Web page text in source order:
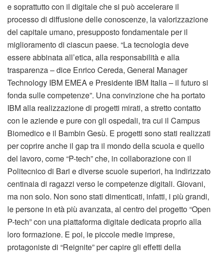
e soprattutto con il digitale che si può accelerare il
processo di diffusione delle conoscenze, la valorizzazione
del capitale umano, presupposto fondamentale per il
miglioramento di ciascun paese. “La tecnologia deve
essere abbinata all’etica, alla responsabilità e alla
trasparenza – dice Enrico Cereda, General Manager
Technology IBM EMEA e Presidente IBM Italia – il futuro si
fonda sulle competenze”. Una convinzione che ha portato
IBM alla realizzazione di progetti mirati, a stretto contatto
con le aziende e pure con gli ospedali, tra cui il Campus
Biomedico e il Bambin Gesù. E progetti sono stati realizzati
per coprire anche il gap tra il mondo della scuola e quello
del lavoro, come “P-tech” che, in collaborazione con il
Politecnico di Bari e diverse scuole superiori, ha indirizzato
centinaia di ragazzi verso le competenze digitali. Giovani,
ma non solo. Non sono stati dimenticati, infatti, i più grandi,
le persone in età più avanzata, al centro del progetto “Open
P-tech” con una piattaforma digitale dedicata proprio alla
loro formazione. E poi, le piccole medie imprese,
protagoniste di “Reignite” per capire gli effetti della